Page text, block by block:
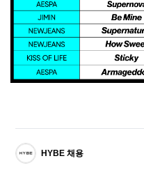
HYBE 채용